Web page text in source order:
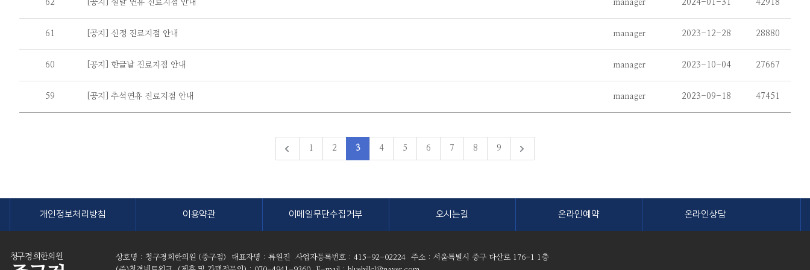
62 [공지] 설날 연휴 진료지점 안내 manager 2024-01-31 42918
61 [공지] 신정 진료지점 안내 manager 2023-12-28 28880
60 [공지] 한글날 진료지점 안내 manager 2023-10-04 27667
59 [공지] 추석연휴 진료지점 안내 manager 2023-09-18 47451
1 2 3 4 5 6 7 8 9
개인정보처리방침 이용약관 이메일무단수집거부 오시는길 온라인예약 온라인상담
청구경희한의원 상호명 : 청구경희한의원 (중구점) 대표자명 : 류원진 사업자등록번호 : 415-92-02224
주소 : 서울특별시 중구 다산로 176-1 1층